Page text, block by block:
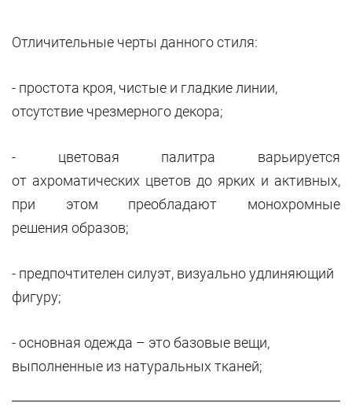
Отличительные черты данного стиля:
- простота кроя, чистые и гладкие линии,
отсутствие чрезмерного декора;
- цветовая палитра варьируется
от ахроматических цветов до ярких и активных,
при этом преобладают монохромные
решения образов;
- предпочтителен силуэт, визуально удлиняющий
фигуру;
- основная одежда – это базовые вещи,
выполненные из натуральных тканей;